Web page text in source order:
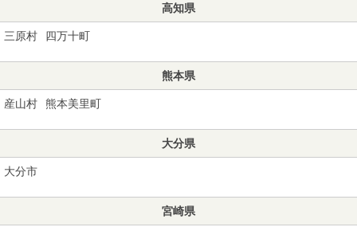
高知県
三原村 四万十町
熊本県
産山村 熊本美里町
大分県
大分市
宮崎県